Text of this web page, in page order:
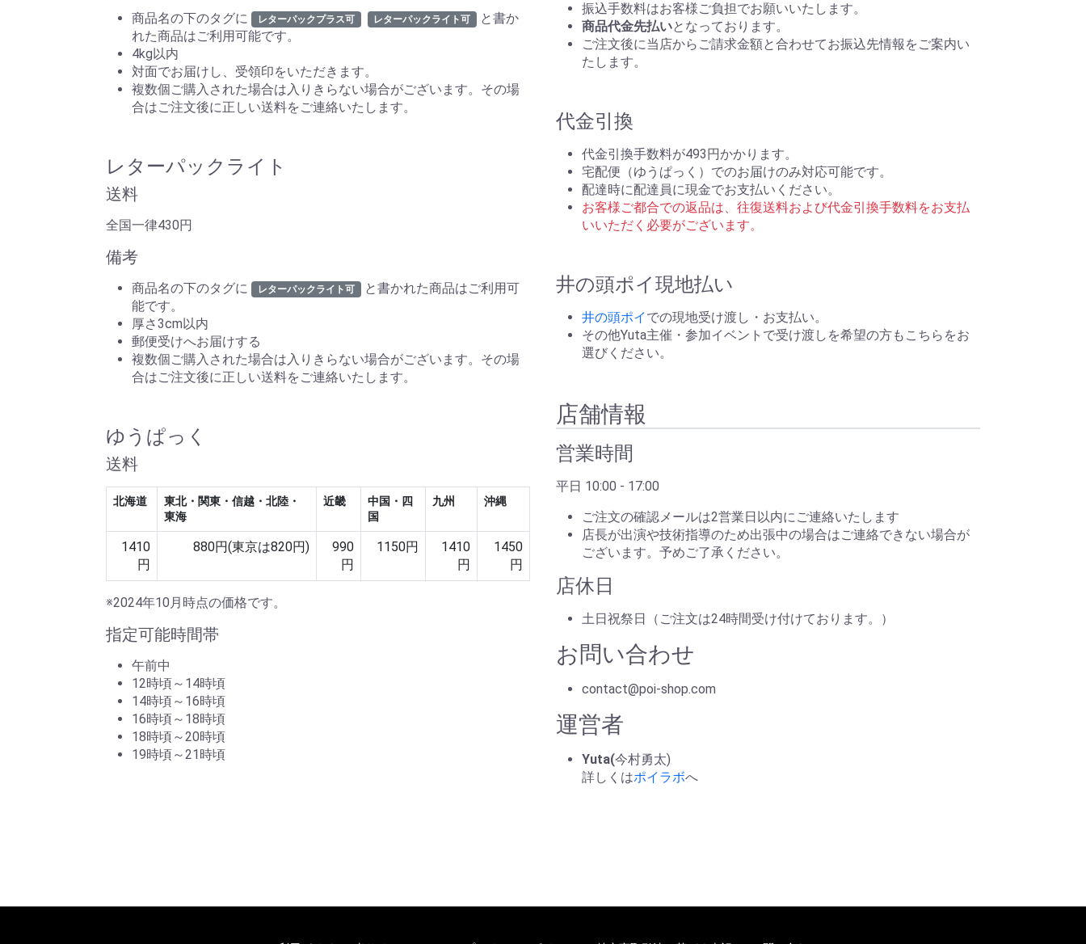
商品名の下のタグに レターパックプラス可 レターパックライト可
と書か
れた商品はご利用可能です。
4kg以内
対面でお届けし、受領印をいただきます。
複数個ご購入された場合は入りきらない場合がございます。その場
合はご注文後に正しい送料をご連絡いたします。
レターパックライト
送料
全国一律430円
備考
商品名の下のタグに レターパックライト可 と書かれた商品はご利用可
能です。
厚さ3cm以内
郵便受けへお届けする
複数個ご購入された場合は入りきらない場合がございます。その場
合はご注文後に正しい送料をご連絡いたします。
ゆうぱっく
送料
北海道
東北・関東・信越・北陸・
東海
近畿
中国・四
国
九州 沖縄
1410
円
880円(東京は820円)
990
円
1150円
1410
円
1450
円
※2024年10月時点の価格です。
指定可能時間帯
午前中
12時頃～14時頃
14時頃～16時頃
16時頃～18時頃
18時頃～20時頃
19時頃～21時頃
振込手数料はお客様ご負担でお願いいたします。
商品代金先払いとなっております。
ご注文後に当店からご請求金額と合わせてお振込先情報をご案内い
たします。
代金引換
代金引換手数料が493円かかります。
宅配便（ゆうぱっく）でのお届けのみ対応可能です。
配達時に配達員に現金でお支払いください。
お客様ご都合での返品は、往復送料および代金引換手数料をお支払
いいただく必要がございます。
井の頭ポイ現地払い
井の頭ポイ での現地受け渡し・お支払い。
その他Yuta主催・参加イベントで受け渡しを希望の方もこちらをお
選びください。
店舗情報
営業時間
平日 10:00 - 17:00
ご注文の確認メールは2営業日以内にご連絡いたします
店長が出演や技術指導のため出張中の場合はご連絡できない場合が
ございます。予めご了承ください。
店休日
土日祝祭日（ご注文は24時間受け付けております。）
お問い合わせ
contact@poi-shop.com
運営者
Yuta(今村勇太)
詳しくはポイラボへ